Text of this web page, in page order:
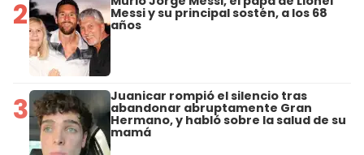
2 Messi y su principal sostén, a los 68
años
3 Juanicar rompió el silencio tras
abandonar abruptamente Gran
Hermano, y habló sobre la salud de su
mamá